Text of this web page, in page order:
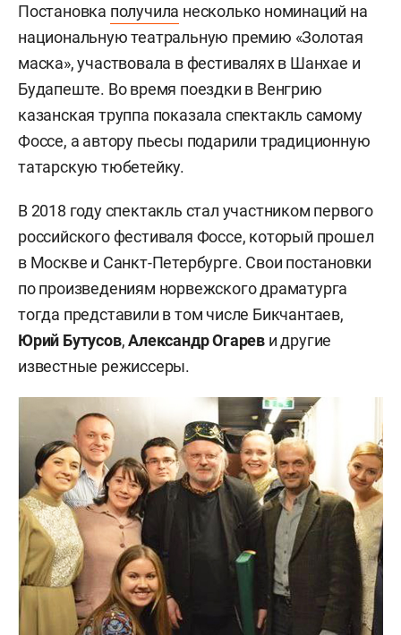
Постановка получила несколько номинаций на
национальную театральную премию «Золотая
маска», участвовала в фестивалях в Шанхае и
Будапеште. Во время поездки в Венгрию
казанская труппа показала спектакль самому
Фоссе, а автору пьесы подарили традиционную
татарскую тюбетейку.
В 2018 году спектакль стал участником первого
российского фестиваля Фоссе, который прошел
в Москве и Санкт-Петербурге. Свои постановки
по произведениям норвежского драматурга
тогда представили в том числе Бикчантаев,
Юрий Бутусов,Александр Огарев и другие
известные режиссеры.